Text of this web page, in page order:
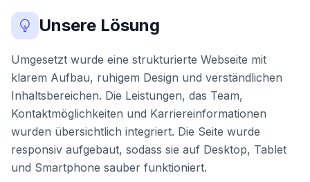
Unsere Lösung
Umgesetzt wurde eine strukturierte Webseite mit
klarem Aufbau, ruhigem Design und verständlichen
Inhaltsbereichen. Die Leistungen, das Team,
Kontaktmöglichkeiten und Karriereinformationen
wurden übersichtlich integriert. Die Seite wurde
responsiv aufgebaut, sodass sie auf Desktop, Tablet
und Smartphone sauber funktioniert.